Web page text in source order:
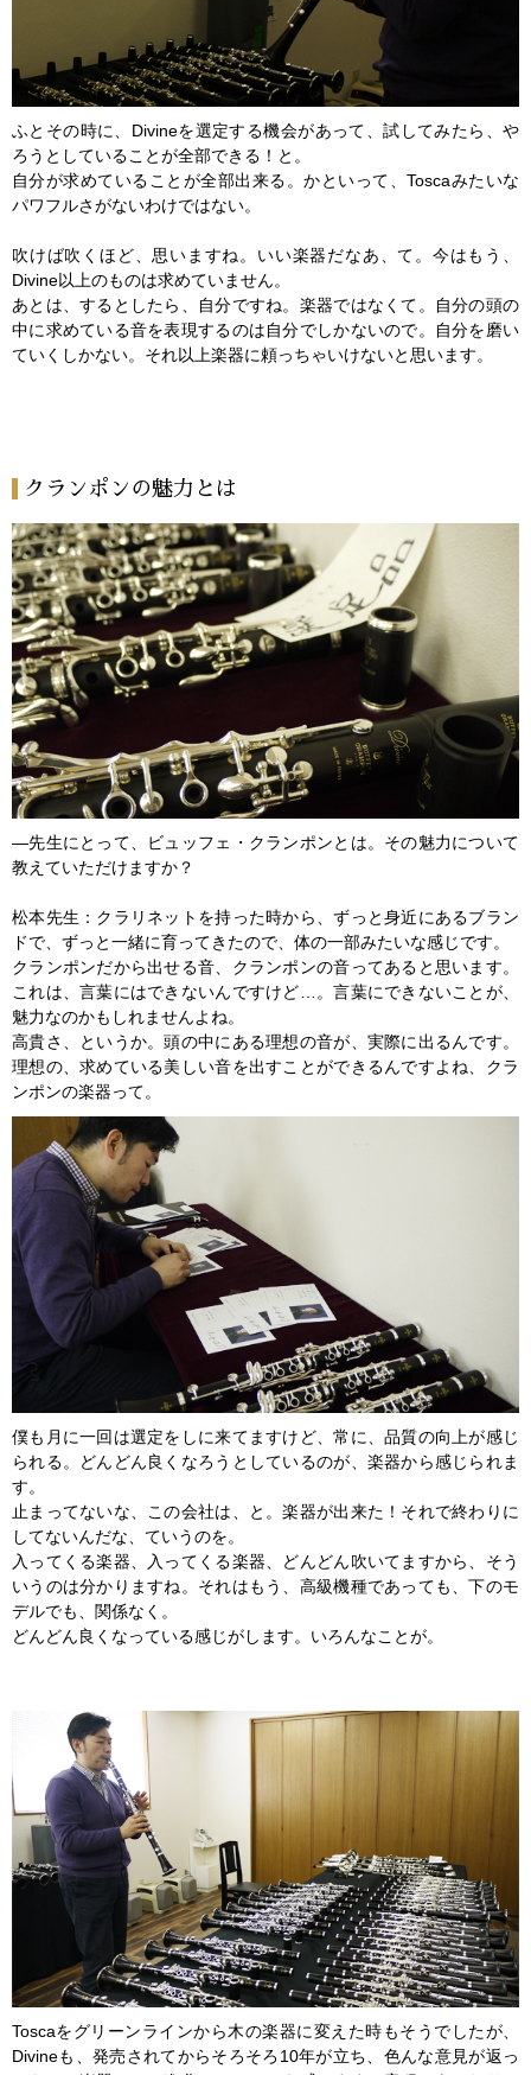
ふとその時に、Divineを選定する機会があって、試してみたら、や
ろうとしていることが全部できる！と。
自分が求めていることが全部出来る。かといって、Toscaみたいな
パワフルさがないわけではない。
吹けば吹くほど、思いますね。いい楽器だなあ、て。今はもう、
Divine以上のものは求めていません。
あとは、するとしたら、自分ですね。楽器ではなくて。自分の頭の
中に求めている音を表現するのは自分でしかないので。自分を磨い
ていくしかない。それ以上楽器に頼っちゃいけないと思います。
クランポンの魅力とは
―先生にとって、ビュッフェ・クランポンとは。その魅力について
教えていただけますか？
松本先生：クラリネットを持った時から、ずっと身近にあるブラン
ドで、ずっと一緒に育ってきたので、体の一部みたいな感じです。
クランポンだから出せる音、クランポンの音ってあると思います。
これは、言葉にはできないんですけど…。言葉にできないことが、
魅力なのかもしれませんよね。
高貴さ、というか。頭の中にある理想の音が、実際に出るんです。
理想の、求めている美しい音を出すことができるんですよね、クラ
ンポンの楽器って。
僕も月に一回は選定をしに来てますけど、常に、品質の向上が感じ
られる。どんどん良くなろうとしているのが、楽器から感じられま
す。
止まってないな、この会社は、と。楽器が出来た！それで終わりに
してないんだな、ていうのを。
入ってくる楽器、入ってくる楽器、どんどん吹いてますから、そう
いうのは分かりますね。それはもう、高級機種であっても、下のモ
デルでも、関係なく。
どんどん良くなっている感じがします。いろんなことが。
Toscaをグリーンラインから木の楽器に変えた時もそうでしたが、
Divineも、発売されてからそろそろ10年が立ち、色んな意見が返っ